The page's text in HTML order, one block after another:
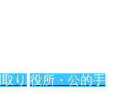
り 役所・公的手